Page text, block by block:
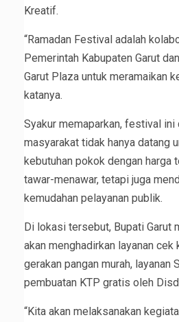
Kreatif.
“Ramadan Festival adalah
Pemerintah Kabupaten Garut
Garut Plaza untuk meramaikan
katanya.
Syakur memaparkan, festival ini
masyarakat tidak hanya datang
kebutuhan pokok dengan harga
tawar-menawar, tetapi juga
kemudahan pelayanan publik.
Di lokasi tersebut, Bupati Garut
akan menghadirkan layanan
gerakan pangan murah, layanan
pembuatan KTP gratis oleh
“Kita akan melaksanakan